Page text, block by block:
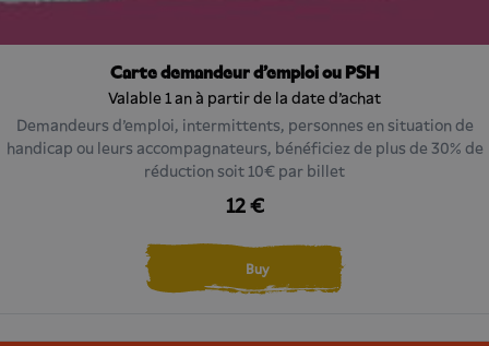
Carte demandeur d'emploi ou PSH
Valable 1 an à partir de la date d'achat
Demandeurs d'emploi, intermittents, personnes en situation de
handicap ou leurs accompagnateurs, bénéficiez de plus de 30% de
réduction soit 10€ par billet
12 €
Buy